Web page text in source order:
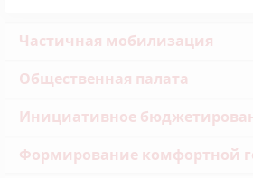
Частичная мобилизация
Общественная палата
Инициативное
Формирование комфортной